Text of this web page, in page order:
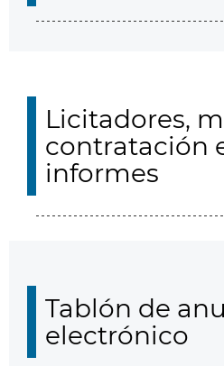
Licitadores,
contratación
informes
Tablón de
electrónico